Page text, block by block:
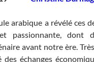
arabique a révélé ces
passionnante, dont
avant notre ère.
des échanges